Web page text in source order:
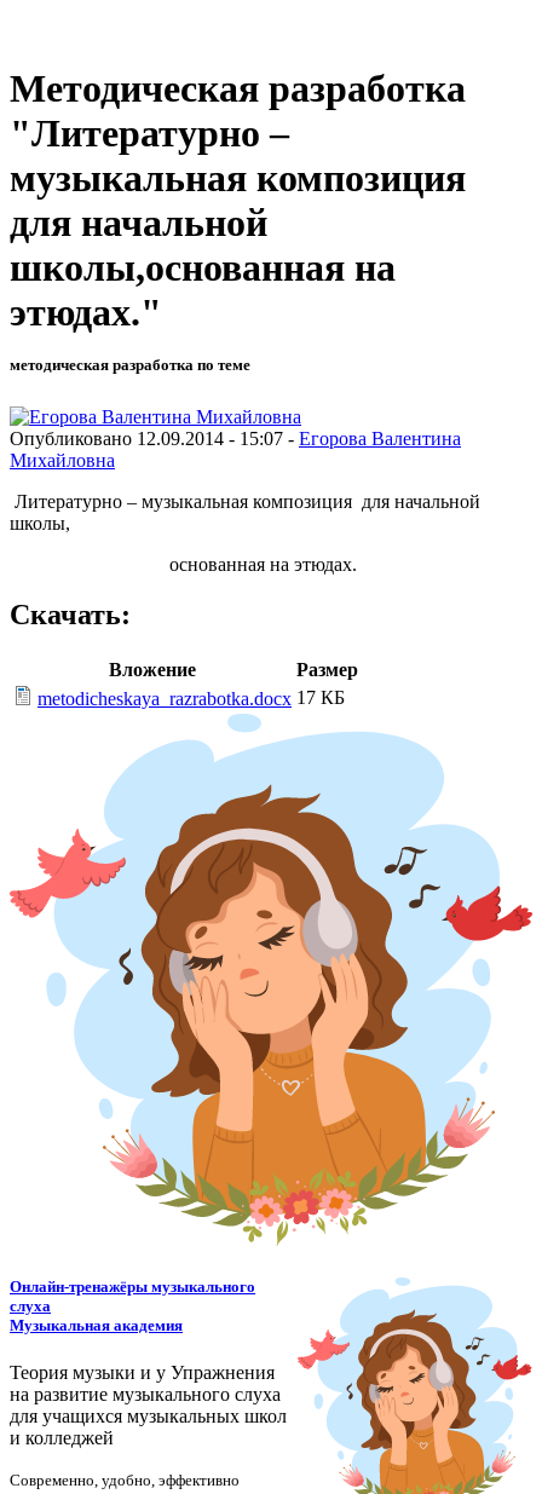
Методическая разработка
"Литературно –
музыкальная композиция
для начальной
школы,основанная на
этюдах."
методическая разработка по теме
Опубликовано 12.09.2014 - 15:07 - Егорова Валентина
Михайловна
Литературно – музыкальная композиция для начальной
школы,
основанная на этюдах.
Скачать:
Вложение
Размер
metodicheskaya_razrabotka.docx 17 КБ
Онлайн-тренажёры музыкального
слуха
Музыкальная академия
Теория музыки и у Упражнения
на развитие музыкального слуха
для учащихся музыкальных школ
и колледжей
Современно, удобно, эффективно